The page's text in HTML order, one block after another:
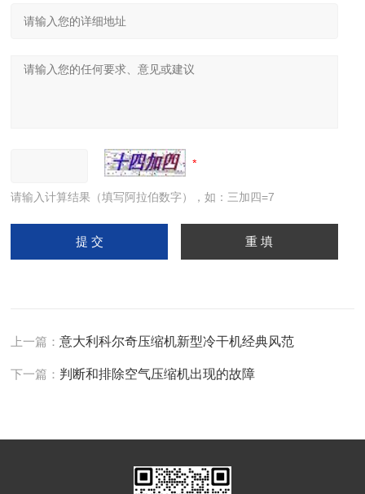
请输入计算结果（填写阿拉伯数字），如：三加四=7
上一篇：意大利科尔奇压缩机新型冷干机经典风范
下一篇： 判断和排除空气压缩机出现的故障